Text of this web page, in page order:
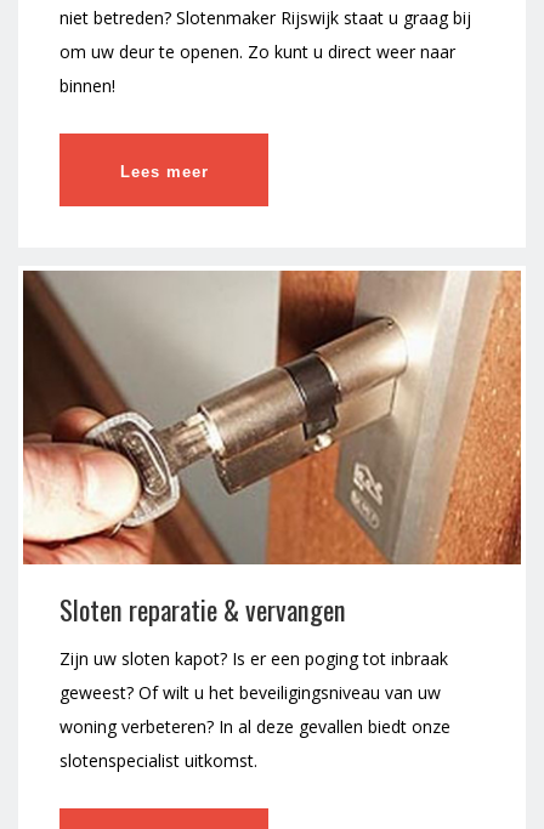
niet betreden? Slotenmaker Rijswijk staat u graag bij
om uw deur te openen. Zo kunt u direct weer naar
binnen!
Lees meer
Sloten reparatie & vervangen
Zijn uw sloten kapot? Is er een poging tot inbraak
geweest? Of wilt u het beveiligingsniveau van uw
woning verbeteren? In al deze gevallen biedt onze
slotenspecialist uitkomst.